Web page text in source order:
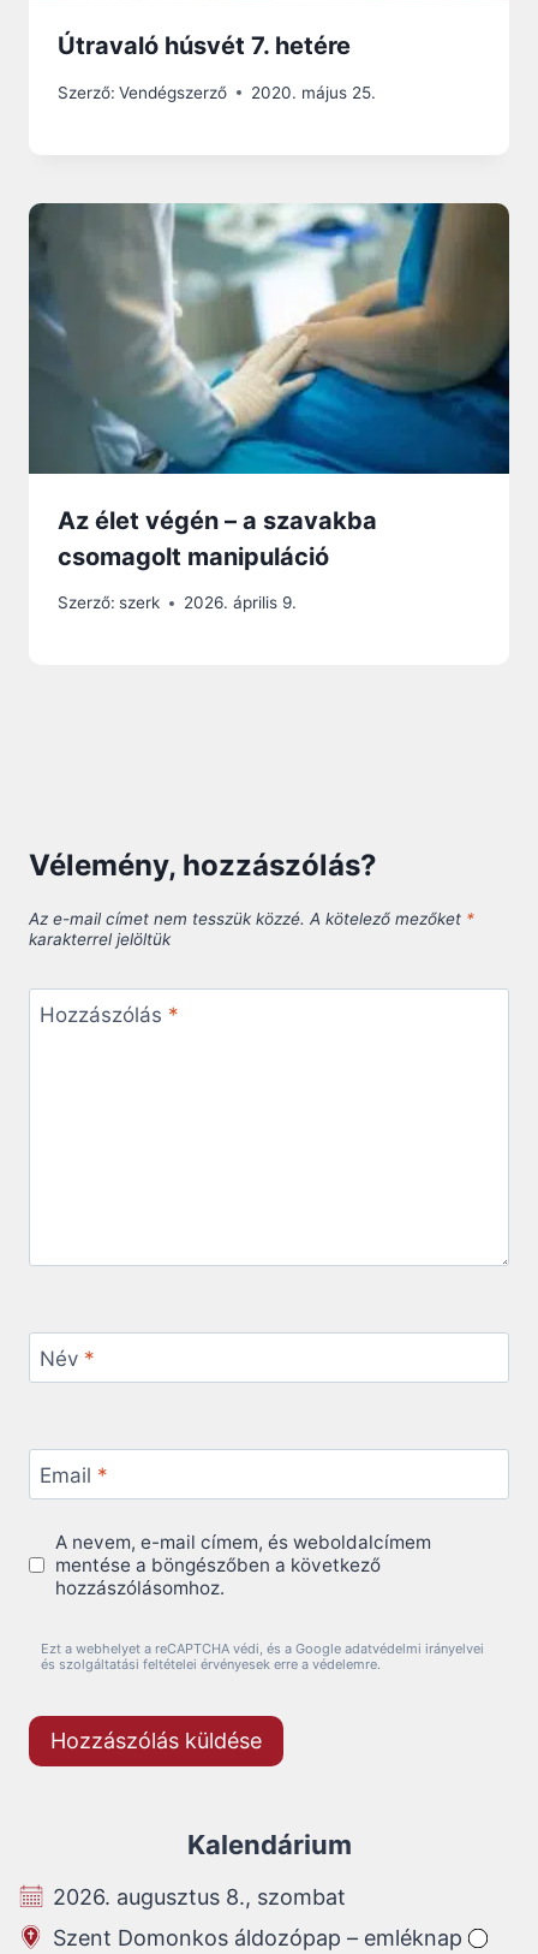
Útravaló húsvét 7. hetére
Szerző: Vendégszerző 2020. május 25.
Az élet végén – a szavakba
csomagolt manipuláció
Szerző: szerk 2026. április 9.
Vélemény, hozzászólás?
Az e-mail címet nem tesszük közzé. A kötelező mezőket *
karakterrel jelöltük
Hozzászólás *
Név *
Email *
A nevem, e-mail címem, és weboldalcímem
mentése a böngészőben a következő
hozzászólásomhoz.
Ezt a webhelyet a reCAPTCHA védi, és a Google adatvédelmi irányelvei
és szolgáltatási feltételei érvényesek erre a védelemre.
Kalendárium
2026. augusztus 8., szombat
Szent Domonkos áldozópap – emléknap